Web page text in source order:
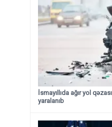
İsmayıllıda ağır yol
yaralanıb